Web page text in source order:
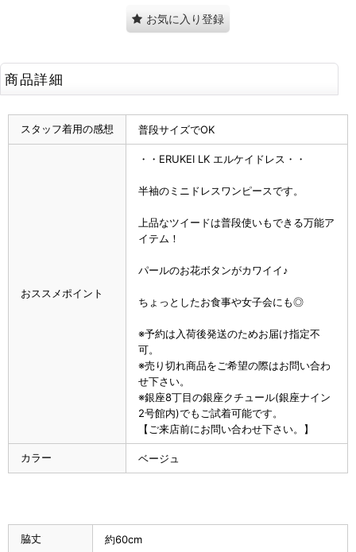
お気に入り登録
商品詳細
スタッフ着用の感想 普段サイズでOK
おススメポイント
・・ERUKEI LK エルケイドレス・・
半袖のミニドレスワンピースです。
上品なツイードは普段使いもできる万能ア
イテム！
パールのお花ボタンがカワイイ♪
ちょっとしたお食事や女子会にも◎
※予約は入荷後発送のためお届け指定不
可。
※売り切れ商品をご希望の際はお問い合わ
せ下さい。
※銀座8丁目の銀座クチュール(銀座ナイン
2号館内)でもご試着可能です。
【ご来店前にお問い合わせ下さい。】
カラー ベージュ
脇丈 約60cm